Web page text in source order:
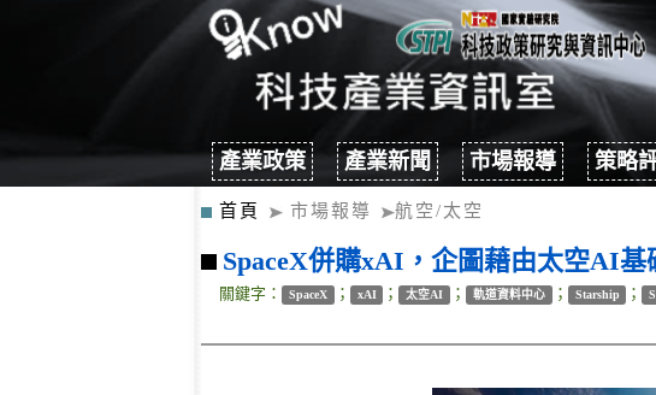
產業政策 產業新聞 市場報導 策略
首頁 市場報導 航空/太空
SpaceX併購xAI，企圖藉由太空AI
關鍵字： SpaceX ； xAI ； 太空AI ； 軌道資料中心 ； Starship ；